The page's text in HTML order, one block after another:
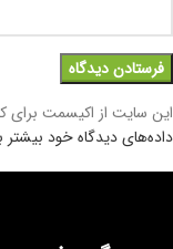
این سایت از اکیسمت
داده‌های دیدگاه خود بیشتر